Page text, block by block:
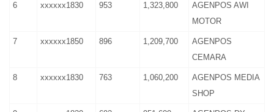
6 xxxxxx1830 953 1,323,800
AGENPOS AWI
MOTOR
7 xxxxxx1850 896 1,209,700
AGENPOS
CEMARA
8 xxxxxx1830 763 1,060,200
AGENPOS MEDIA
SHOP